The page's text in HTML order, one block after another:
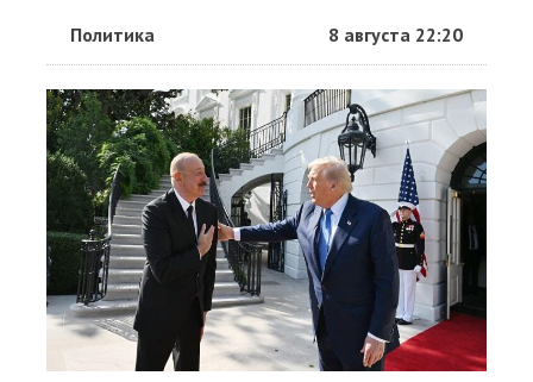
Политика 8 августа 22:20